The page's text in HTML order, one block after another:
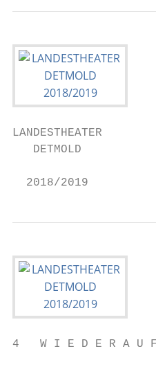
LANDESTHEATER
   DETMOLD
  2018/2019
4   W I E D E R A U